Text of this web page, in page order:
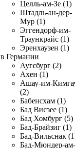
Целль-ам-Зе (1)
Штадль-ан-дер-
Мур (1)
Эггендорф-им-
Траункрайс (1)
Эренхаузен (1)
в Германии
Аугсбург (2)
Ахен (1)
Ашау-им-
(2)
Бабенсхам (1)
Бад Висзее (1)
Бад Хомбург (5)
Бад-Брайзиг (1)
Бад-Вильснак
Бад-Мюндер-ам-